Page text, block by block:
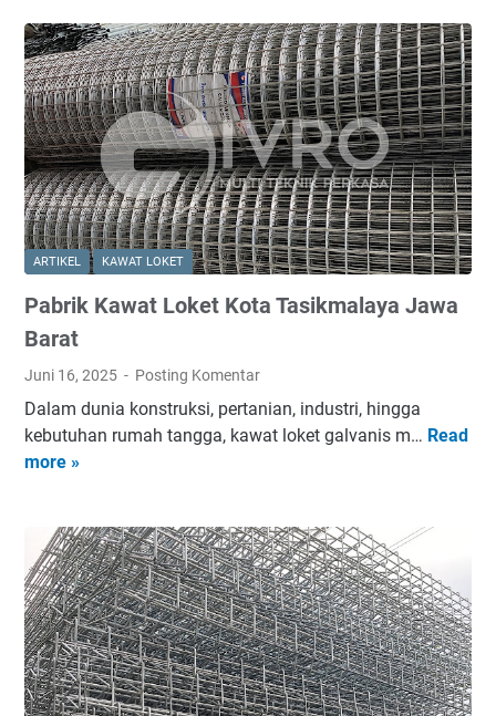
i
k
K
a
w
a
t
S
i
l
e
u
r
a
ARTIKEL KAWAT LOKET
Pabrik Kawat Loket Kota Tasikmalaya Jawa
Barat
Juni 16, 2025 Posting Komentar
Dalam dunia konstruksi, pertanian, industri, hingga
kebutuhan rumah tangga, kawat loket galvanis m… Read
more »
P
i
k
K
a
w
a
t